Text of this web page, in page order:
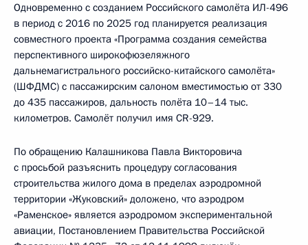
Одновременно с созданием Российского самолёта ИЛ-496
в период с 2016 по 2025 год планируется реализация
совместного проекта «Программа создания семейства
перспективного широкофюзеляжного
дальнемагистрального российско-китайского самолёта»
(ШФДМС) с пассажирским салоном вместимостью от 330
до 435 пассажиров, дальность полёта 10–14 тыс.
километров. Самолёт получил имя CR-929.
По обращению Калашникова Павла Викторовича
с просьбой разъяснить процедуру согласования
строительства жилого дома в пределах аэродромной
территории «Жуковский» доложено, что аэродром
«Раменское» является аэродромом экспериментальной
авиации, Постановлением Правительства Российской